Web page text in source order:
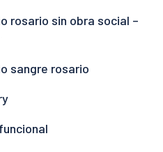
rosario sin obra social –
sangre rosario